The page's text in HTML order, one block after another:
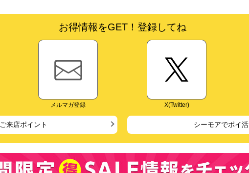
お得情報をGET！登録してね
メルマガ登録 X(Twitter)
ご来店ポイント シーモアでポイ活